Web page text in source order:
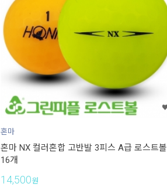
혼마
혼마 NX 컬러혼합 고반발 3피스 A급 로스트볼
16개
14,500원